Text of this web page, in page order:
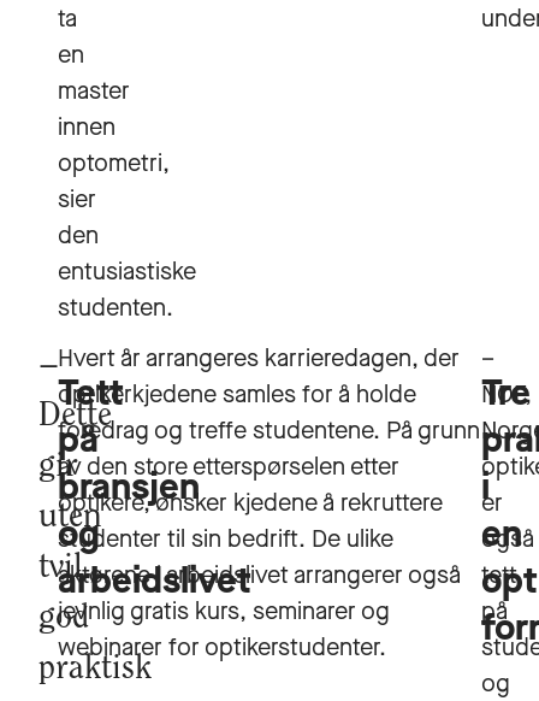
ta
en
master
innen
optometri,
sier
den
entusiastiske
studenten.
Dette
gir
uten
tvil
god
praktisk
Tett
på
bransjen
og
arbeidslivet
Hvert år arrangeres karrieredagen, der
optikerkjedene samles for å holde
foredrag og treffe studentene. På grunn
av den store etterspørselen etter
optikere, ønsker kjedene å rekruttere
studenter til sin bedrift. De ulike
aktørene i arbeidslivet arrangerer også
jevnlig gratis kurs, seminarer og
webinarer for optikerstudenter.
–
NOF,
er
også
tett
på
og
Tre
i
en